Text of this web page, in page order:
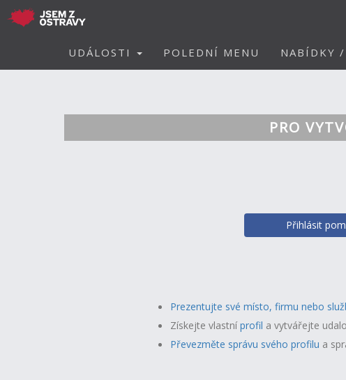
UDÁLOSTI POLEDNÍ MENU NABÍDKY /
PRO
Přihlásit
Prezentujte své místo, firmu nebo
Získejte vlastní profil a vytvářejte
Převezměte správu svého profilu a